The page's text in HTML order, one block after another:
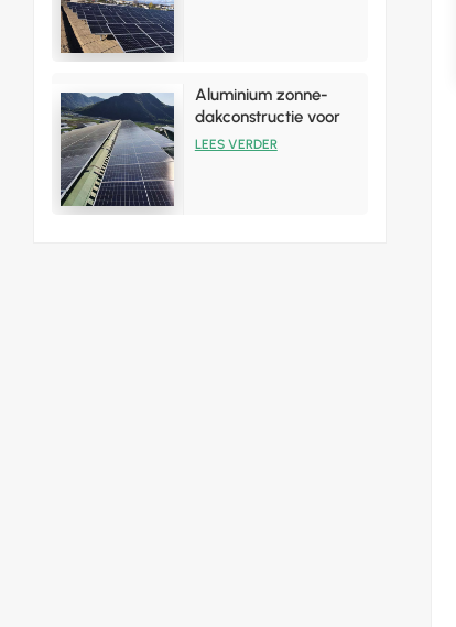
Aluminium zonne-
dakconstructie voor
tinnen dakinstallaties
LEES VERDER